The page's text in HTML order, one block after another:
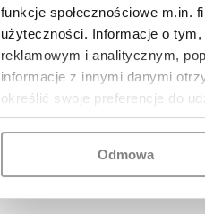
funkcje społecznościowe m.in.
użyteczności. Informacje o
reklamowym i analitycznym,
informacje z innymi danymi
określić swoje preferencje do
Odmowa